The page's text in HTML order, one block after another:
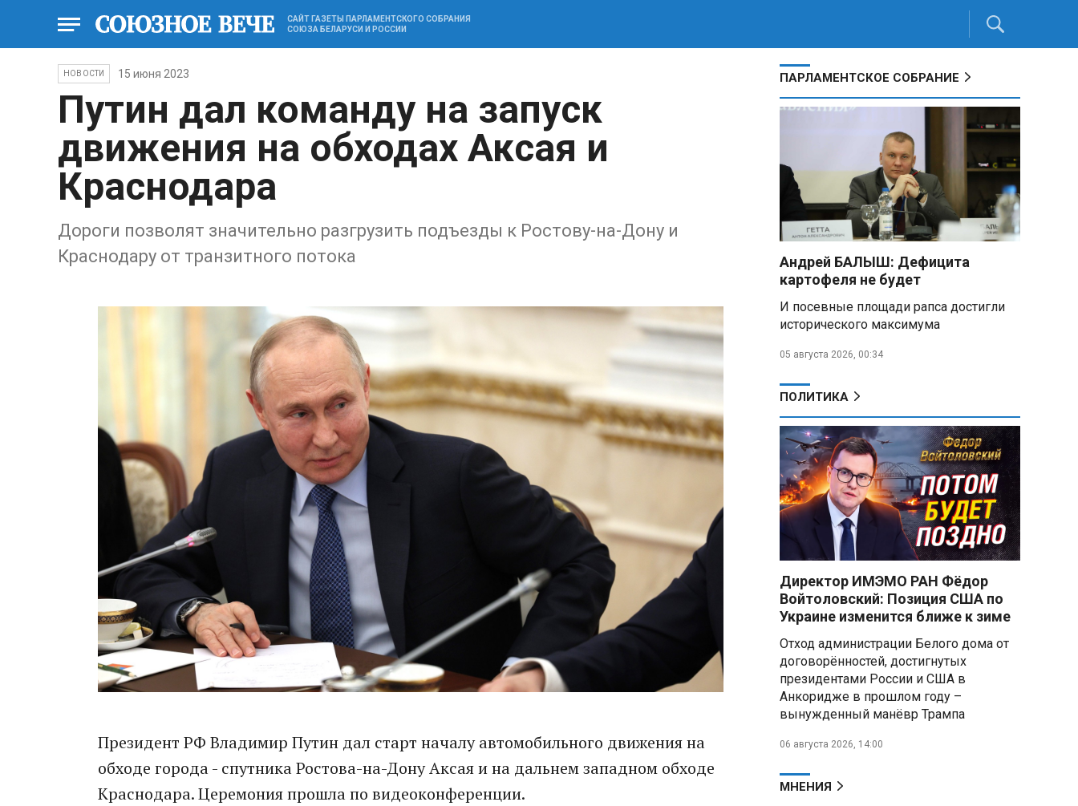
САЙТ ГАЗЕТЫ ПАРЛАМЕНТСКОГО СОБРАНИЯ
СОЮЗА БЕЛАРУСИ И РОССИИ
НОВОСТИ 15 июня 2023
Путин дал команду на запуск
движения на обходах Аксая и
Краснодара
Дороги позволят значительно разгрузить подъезды к Ростову-на-Дону и
Краснодару от транзитного потока
Президент РФ Владимир Путин дал старт началу автомобильного движения на
обходе города - спутника Ростова-на-Дону Аксая и на дальнем западном обходе
Краснодара. Церемония прошла по видеоконференции.
ПАРЛАМЕНТСКОЕ СОБРАНИЕ
Андрей БАЛЫШ: Дефицита
картофеля не будет
И посевные площади рапса достигли
исторического максимума
05 августа 2026, 00:34
ПОЛИТИКА
Директор ИМЭМО РАН Фёдор
Войтоловский: Позиция США по
Украине изменится ближе к зиме
Отход администрации Белого дома от
договорённостей, достигнутых
президентами России и США в
Анкоридже в прошлом году –
вынужденный манёвр Трампа
06 августа 2026, 14:00
МНЕНИЯ